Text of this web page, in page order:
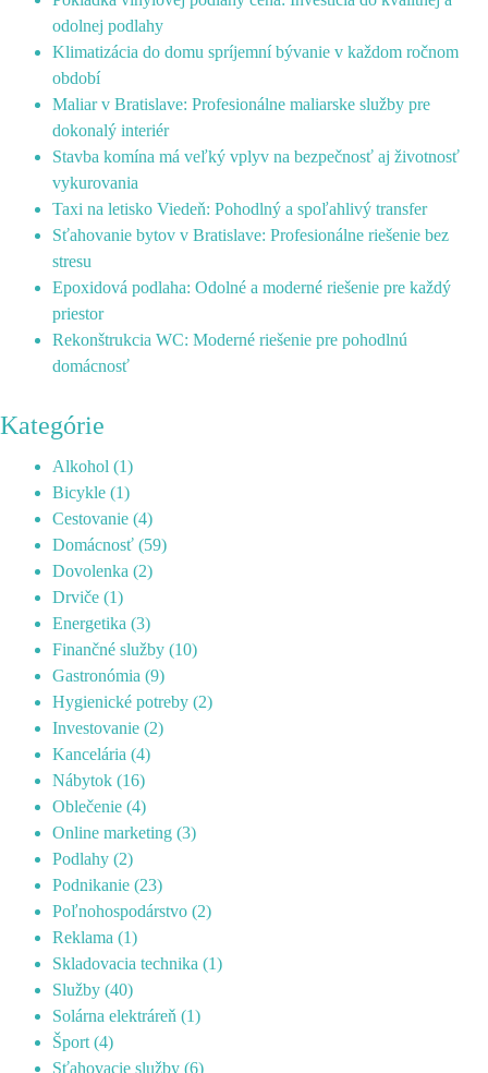
odolnej podlahy
Klimatizácia do domu spríjemní bývanie v každom ročnom
období
Maliar v Bratislave: Profesionálne maliarske služby pre
dokonalý interiér
Stavba komína má veľký vplyv na bezpečnosť aj životnosť
vykurovania
Taxi na letisko Viedeň: Pohodlný a spoľahlivý transfer
Sťahovanie bytov v Bratislave: Profesionálne riešenie bez
stresu
Epoxidová podlaha: Odolné a moderné riešenie pre každý
priestor
Rekonštrukcia WC: Moderné riešenie pre pohodlnú
domácnosť
Kategórie
Alkohol (1)
Bicykle (1)
Cestovanie (4)
Domácnosť (59)
Dovolenka (2)
Drviče (1)
Energetika (3)
Finančné služby (10)
Gastronómia (9)
Hygienické potreby (2)
Investovanie (2)
Kancelária (4)
Nábytok (16)
Oblečenie (4)
Online marketing (3)
Podlahy (2)
Podnikanie (23)
Poľnohospodárstvo (2)
Reklama (1)
Skladovacia technika (1)
Služby (40)
Solárna elektráreň (1)
Šport (4)
Sťahovacie služby (6)